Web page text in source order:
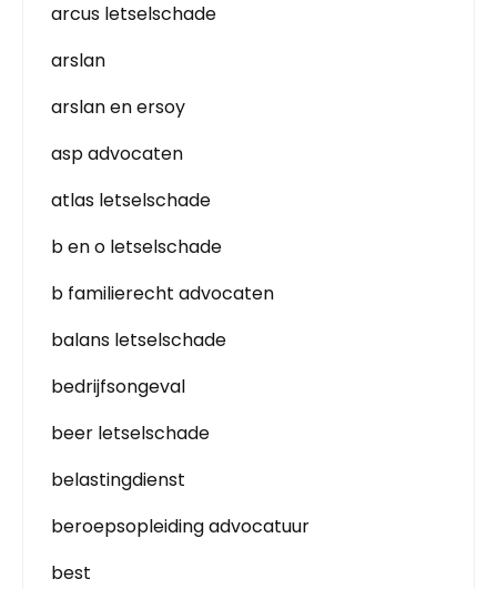
arcus letselschade
arslan
arslan en ersoy
asp advocaten
atlas letselschade
b en o letselschade
b familierecht advocaten
balans letselschade
bedrijfsongeval
beer letselschade
belastingdienst
beroepsopleiding advocatuur
best